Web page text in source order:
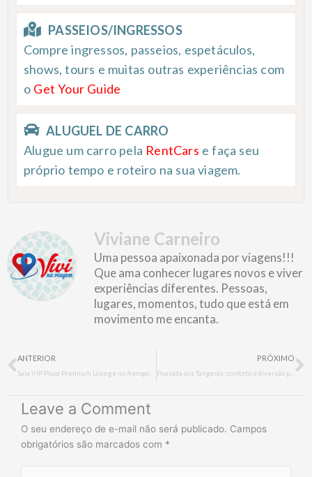
PASSEIOS/INGRESSOS
Compre ingressos, passeios, espetáculos,
shows, tours e muitas outras experiências com
o Get Your Guide
ALUGUEL DE CARRO
Alugue um carro pela RentCars e faça seu
próprio tempo e roteiro na sua viagem.
Viviane Carneiro
Uma pessoa apaixonada por viagens!!!
Que ama conhecer lugares novos e viver
experiências diferentes. Pessoas,
lugares, momentos, tudo que está em
movimento me encanta.
Prev
ANTERIOR PRÓXIMO
Pousada dos Tangarás: conforto e diversão para famílias em Búzios
Leave a Comment
O seu endereço de e-mail não será publicado. Campos
obrigatórios são marcados com *